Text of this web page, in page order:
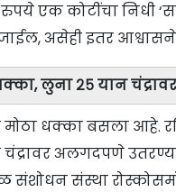
एक कोटींचा निधी
असेही इतर आश्वासने
धक्का, लुना २५ यान
मोठा धक्का बसला
अलगदपणे
संस्था